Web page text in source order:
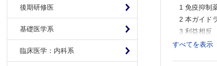
後期研修医
基礎医学系
臨床医学：内科系
1 免疫抑制
2 本ガイド
3 利益相反
4 利用上の注
すべてを表示